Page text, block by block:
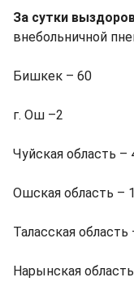
За сутки
внебольничной
Бишкек – 60
г. Ош –2
Чуйская область –
Ошская область – 1
Таласская область
Нарынская